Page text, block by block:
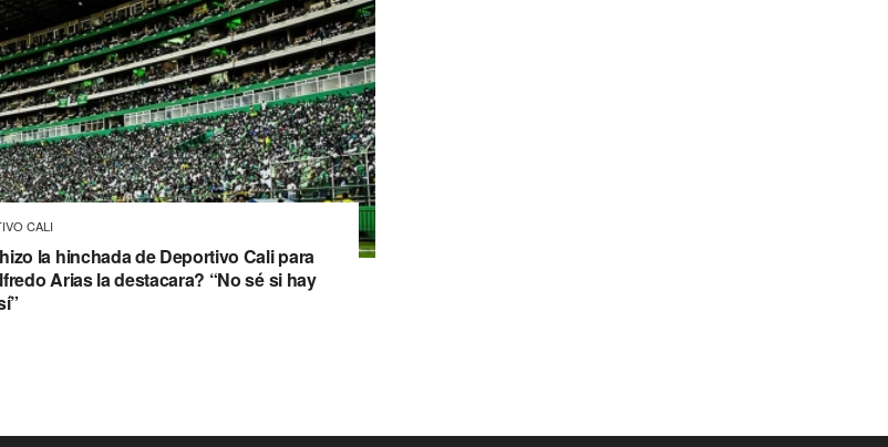
CALI
la hinchada de Deportivo Cali para
Arias la destacara? “No sé si hay